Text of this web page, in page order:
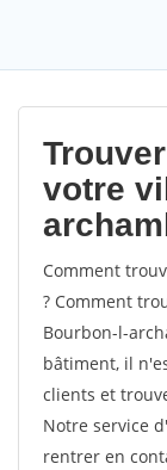
votre
Comment
? Comment
Bourbon-l-
bâtiment, il
clients et
Notre service
rentrer en